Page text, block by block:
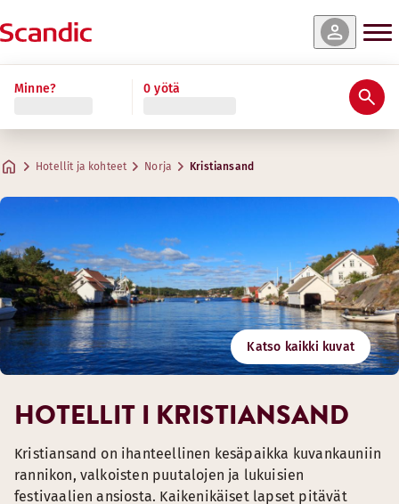
Minne? 0 yötä
Hotellit ja kohteet Norja Kristiansand
Katso kaikki kuvat
HOTELLIT I KRISTIANSAND
Kristiansand on ihanteellinen kesäpaikka kuvankauniin
rannikon, valkoisten puutalojen ja lukuisien
festivaalien ansiosta. Kaikenikäiset lapset pitävät